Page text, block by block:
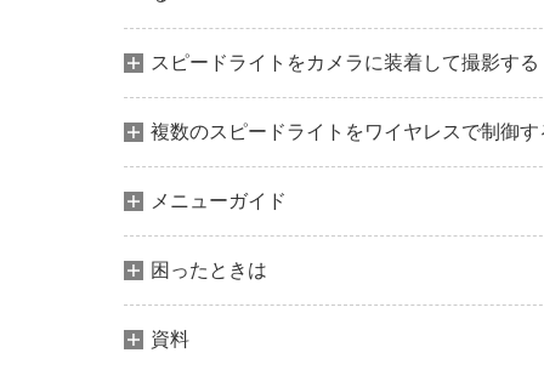
スピードライトをカメラに装着して撮影する
複数のスピードライトをワイヤレスで制御す
メニューガイド
困ったときは
資料